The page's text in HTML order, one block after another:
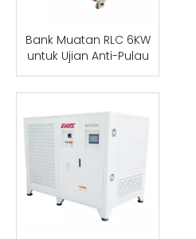
Bank Muatan RLC 6KW
untuk Ujian Anti-Pulau